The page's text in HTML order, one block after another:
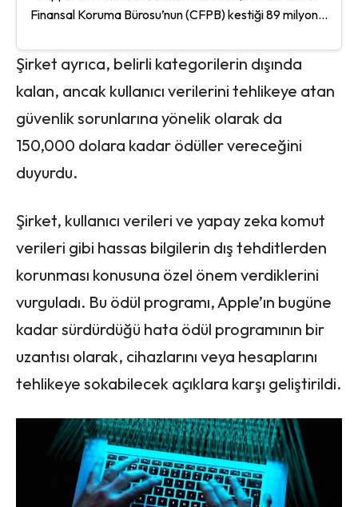
Finansal Koruma Bürosu’nun (CFPB) kestiği 89 milyon...
Şirket ayrıca, belirli kategorilerin dışında
kalan, ancak kullanıcı verilerini tehlikeye atan
güvenlik sorunlarına yönelik olarak da
150,000 dolara kadar ödüller vereceğini
duyurdu.
Şirket, kullanıcı verileri ve yapay zeka komut
verileri gibi hassas bilgilerin dış tehditlerden
korunması konusuna özel önem verdiklerini
vurguladı. Bu ödül programı, Apple’ın bugüne
kadar sürdürdüğü hata ödül programının bir
uzantısı olarak, cihazlarını veya hesaplarını
tehlikeye sokabilecek açıklara karşı geliştirildi.